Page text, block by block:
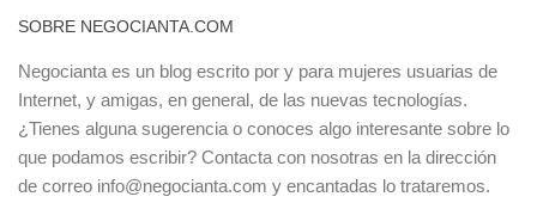
SOBRE NEGOCIANTA.COM
Negocianta es un blog escrito por y para mujeres usuarias de
Internet, y amigas, en general, de las nuevas tecnologías.
¿Tienes alguna sugerencia o conoces algo interesante sobre lo
que podamos escribir? Contacta con nosotras en la dirección
de correo info@negocianta.com y encantadas lo trataremos.